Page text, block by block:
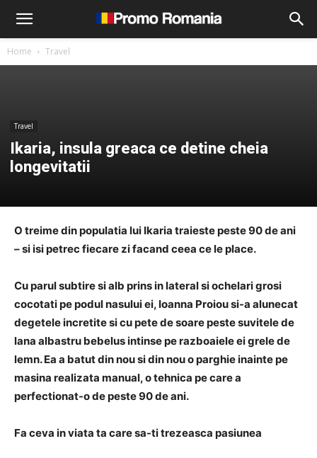
Home Travel
Travel
Ikaria, insula greaca ce detine cheia
longevitatii
O treime din populatia lui Ikaria traieste peste 90 de ani
– si isi petrec fiecare zi facand ceea ce le place.
Cu parul subtire si alb prins in lateral si ochelari grosi
cocotati pe podul nasului ei, Ioanna Proiou si-a alunecat
degetele incretite si cu pete de soare peste suvitele de
lana albastru bebelus intinse pe razboaiele ei grele de
lemn. Ea a batut din nou si din nou o parghie inainte pe
masina realizata manual, o tehnica pe care a
perfectionat-o de peste 90 de ani.
Fa ceva in viata ta care sa-ti trezeasca pasiunea